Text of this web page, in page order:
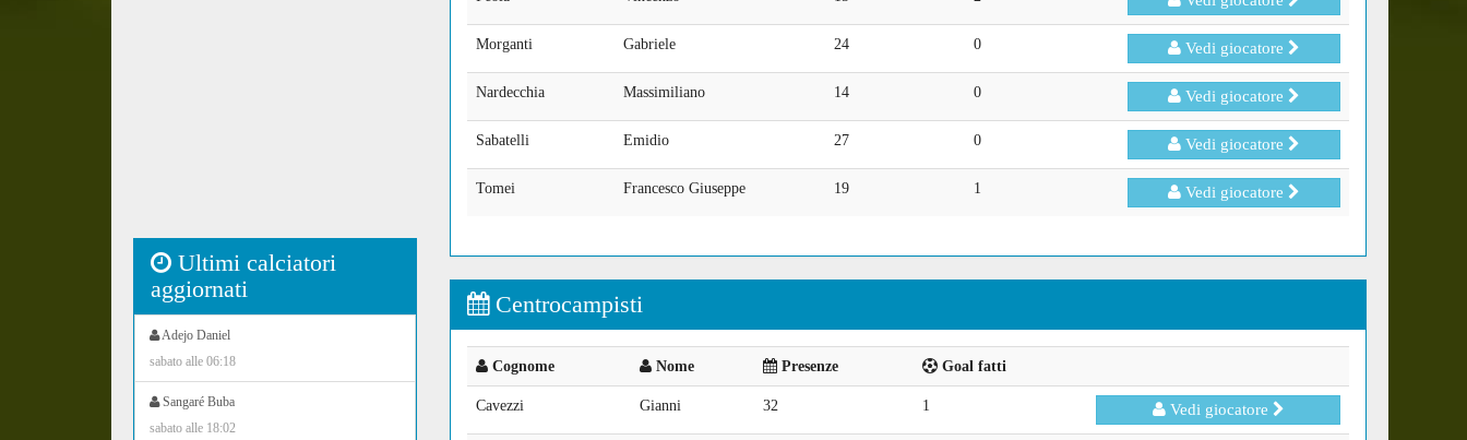
Ultimi calciatori
aggiornati
Adejo Daniel
sabato alle 06:18
Sangaré Buba
sabato alle 18:02
Morganti Gabriele 24 0 Vedi giocatore
Nardecchia Massimiliano 14 0 Vedi giocatore
Sabatelli Emidio 27 0 Vedi giocatore
Tomei Francesco Giuseppe 19 1 Vedi giocatore
Centrocampisti
Cognome Nome Presenze Goal fatti
Cavezzi Gianni 32 1 Vedi giocatore